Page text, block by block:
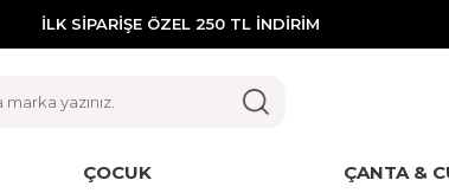
İLK SİPARİŞE ÖZEL 250 TL İNDİRİM
ÇOCUK ÇANTA &